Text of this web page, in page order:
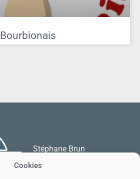
Cookies
Bourbionais
Stéphane Brun
03170 Chamblet